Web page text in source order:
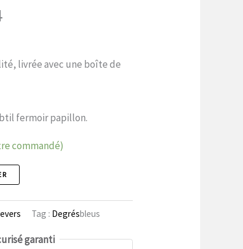
livrée avec une boîte de
fermoir papillon.
commandé)
Tag : Degrésbleus
garanti